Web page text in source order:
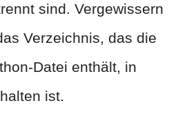
sind. Vergewissern
Verzeichnis, das die
Datei enthält, in
ist.